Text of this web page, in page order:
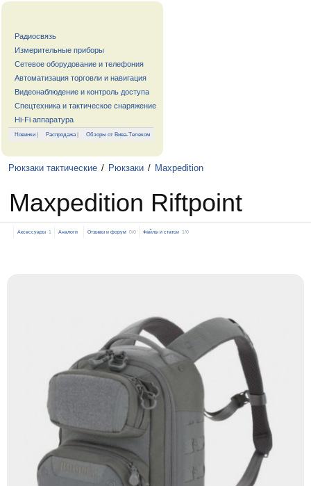
Радиосвязь
Измерительные приборы
Сетевое оборудование и телефония
Автоматизация торговли и навигация
Видеонаблюдение и контроль доступа
Спецтехника и тактическое снаряжение
Hi-Fi аппаратура
Новинки | Распродажа| Обзоры от Вива-Телеком
Рюкзаки тактические / Рюкзаки / Maxpedition
Maxpedition Riftpoint
Аксессуары 1 Аналоги Отзывы и форум 0/0 Файлы и статьи 1/0